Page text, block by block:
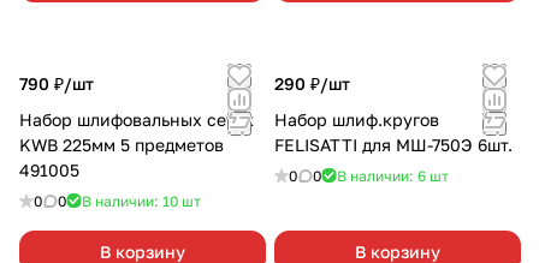
790 ₽/шт
Набор шлифовальных сеток
KWB 225мм 5 предметов
491005
0 0 В наличии: 10 шт
В корзину
290 ₽/шт
Набор шлиф.кругов
FELISATTI для МШ-750Э 6шт.
0 0 В наличии: 6 шт
В корзину